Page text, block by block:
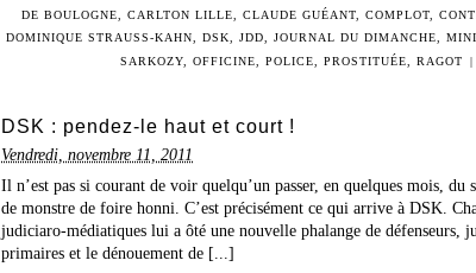
DE BOULOGNE
CARLTON LILLE CLAUDE GUÉANT, COMPLOT,
DOMINIQUE STRAUSS-KAHN
DSK JDD JOURNAL DU DIMANCHE
SARKOZY, OFFICINE POLICE PROSTITUÉE RAGOT |
DSK : pendez-le haut et court !
Vendredi, novembre 11, 2011
Il n’est pas si courant de voir quelqu’un passer, en quelques mois,
de monstre de foire honni. C’est précisément ce qui arrive à DSK.
judiciaro-médiatiques lui a ôté une nouvelle phalange de défenseurs,
primaires et le dénouement de [...]